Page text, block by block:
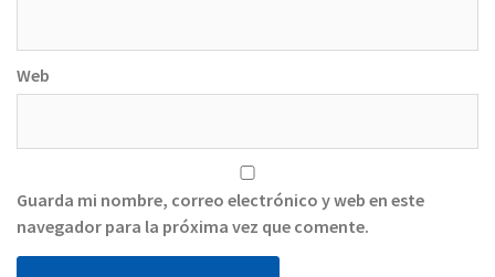
Web
Guarda mi nombre, correo electrónico y web en este
navegador para la próxima vez que comente.